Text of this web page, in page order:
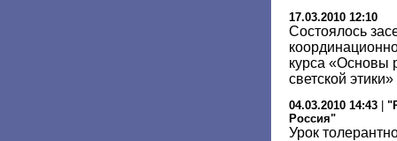
17.03.2010 12:10
Состоялось
курса «Основы
светской этики»
04.03.2010 14:43
Россия"
Урок